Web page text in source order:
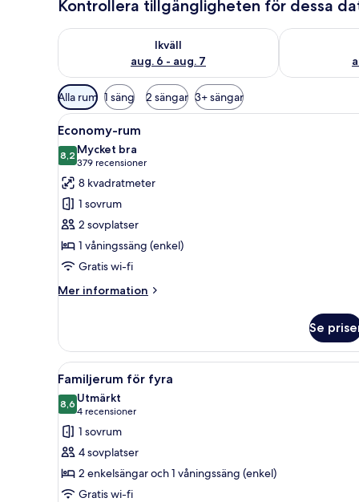
Kontrollera tillgängligheten för dessa
Ikväll
aug. 6 - aug. 7
Kontrollera tillgängligheten för ikväll aug. 6 - aug. 7
Kontrollera
Tillgängliga
filter
för
rum
Alla rum 1 säng 2 sängar 3+ sängar
Öppna
alla
foton
för
Economy-
rum
Ett kompakt hotellrum med
4
Economy-rum
8,28,2 av 10
Mycket bra
379 recensioner
(379 recensioner)
8 kvadratmeter
1 sovrum
2 sovplatser
1 våningssäng (enkel)
Gratis wi-fi
Mer information
Mer
rum
Se
Öppna
alla
foton
för
Familjerum
för
fyra
Ett rum med två
4
Familjerum för fyra
8,68,6 av 10
Utmärkt
4 recensioner
(4 recensioner)
1 sovrum
4 sovplatser
2 enkelsängar och 1 våningssäng (enkel)
Gratis wi-fi